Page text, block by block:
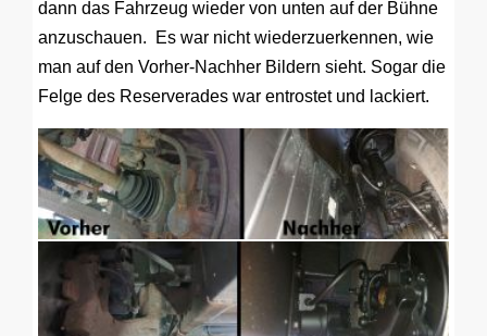
dann das Fahrzeug wieder von unten auf der Bühne
anzuschauen. Es war nicht wiederzuerkennen, wie
man auf den Vorher-Nachher Bildern sieht. Sogar die
Felge des Reserverades war entrostet und lackiert.